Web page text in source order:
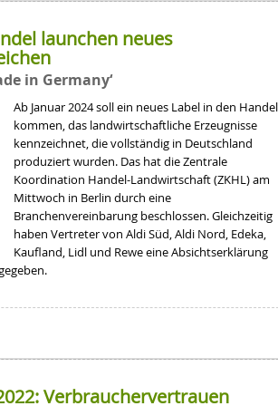
launchen neues
in Germany‘
Ab Januar 2024 soll ein neues Label in den Handel
kommen, das landwirtschaftliche Erzeugnisse
kennzeichnet, die vollständig in Deutschland
produziert wurden. Das hat die Zentrale
Koordination Handel-Landwirtschaft (ZKHL) am
Mittwoch in Berlin durch eine
Branchenvereinbarung beschlossen. Gleichzeitig
haben Vertreter von Aldi Süd, Aldi Nord, Edeka,
Kaufland, Lidl und Rewe eine Absichtserklärung
Verbrauchervertrauen